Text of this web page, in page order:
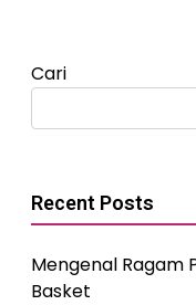
Cari
Recent Posts
Mengenal Ragam
Basket